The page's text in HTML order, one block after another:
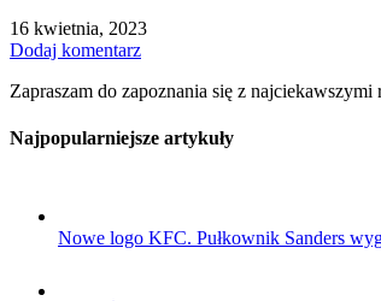
16 kwietnia, 2023
Dodaj komentarz
Zapraszam do zapoznania się z
Najpopularniejsze artykuły
Nowe logo KFC. Pułkownik Sanders